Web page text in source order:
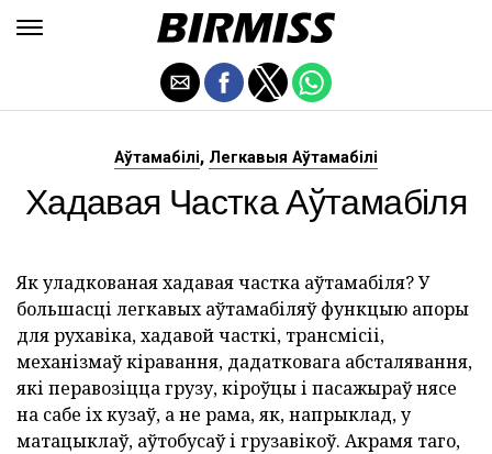
Аўтамабілі, Легкавыя Аўтамабілі
Хадавая Частка Аўтамабіля
Як уладкованая хадавая частка аўтамабіля? У
большасці легкавых аўтамабіляў функцыю апоры
для рухавіка, хадавой часткі, трансмісіі,
механізмаў кіравання, дадатковага абсталявання,
які перавозіцца грузу, кіроўцы і пасажыраў нясе
на сабе іх кузаў, а не рама, як, напрыклад, у
матацыклаў, аўтобусаў і грузавікоў. Акрамя таго,